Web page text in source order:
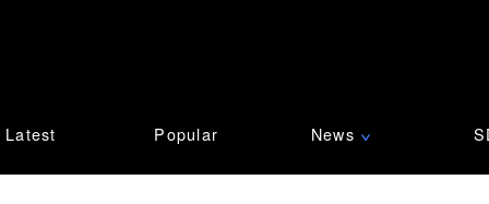
Latest Popular News ∨